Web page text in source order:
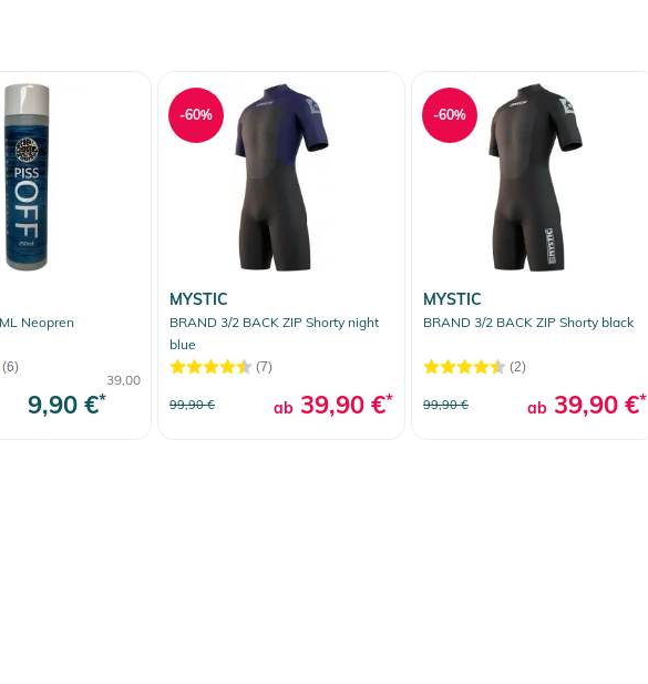
Neopren
(6)
39,00
9,90 €*
MYSTIC
BRAND 3/2 BACK ZIP Shorty night
blue
(7)
99,90 € ab 39,90 €*
-60%
MYSTIC
BRAND 3/2 BACK ZIP Shorty black
(2)
99,90 € ab 39,90 €*
-60%